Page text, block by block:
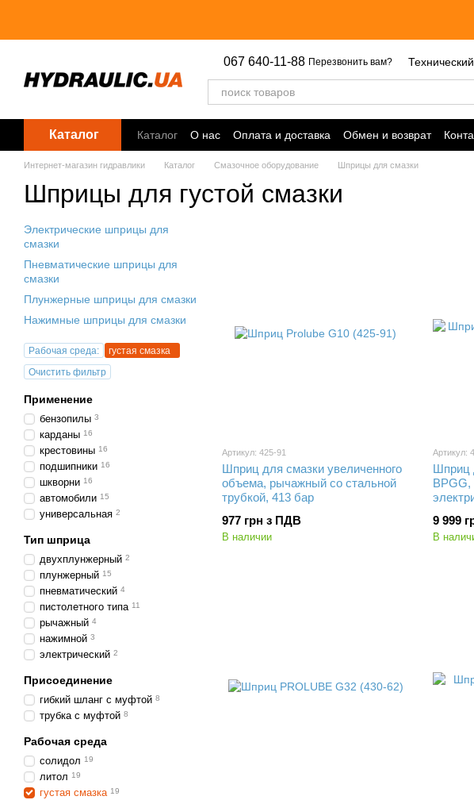
067 640-11-88 Перезвонить вам?
Каталог Каталог О нас Оплата и доставка Обмен и возврат
Точки выдачи
Интернет-магазин гидравлики Каталог Смазочное оборудование Шприцы для смазки
Шприцы для густой смазки
Артикул: 425-91
Шприц для смазки увеличенного
объема, рычажный со стальной
трубкой, 413 бар
977 грн з ПДВ
В наличии
Артикул:
Шприц
BPGG,
9 999
В
Электрические шприцы для
смазки
Пневматические шприцы для
смазки
Плунжерные шприцы для смазки
Нажимные шприцы для смазки
Рабочая среда:
густая смазка
Очистить фильтр
Применение
бензопилы 3
карданы 16
крестовины 16
подшипники 16
шкворни 16
автомобили 15
универсальная 2
Тип шприца
двухплунжерный 2
плунжерный 15
пневматический 4
пистолетного типа 11
рычажный 4
нажимной 3
электрический 2
Присоединение
гибкий шланг с муфтой 8
трубка с муфтой 8
Рабочая среда
солидол 19
литол 19
густая смазка 19